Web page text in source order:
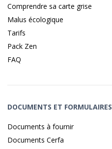
Comprendre sa carte grise
Malus écologique
Tarifs
Pack Zen
FAQ
DOCUMENTS ET FORMULAIRES
Documents à fournir
Documents Cerfa